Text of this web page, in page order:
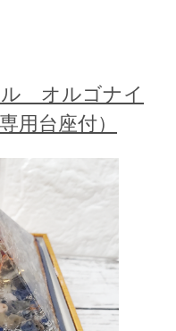
ル オルゴナイ
用台座付）